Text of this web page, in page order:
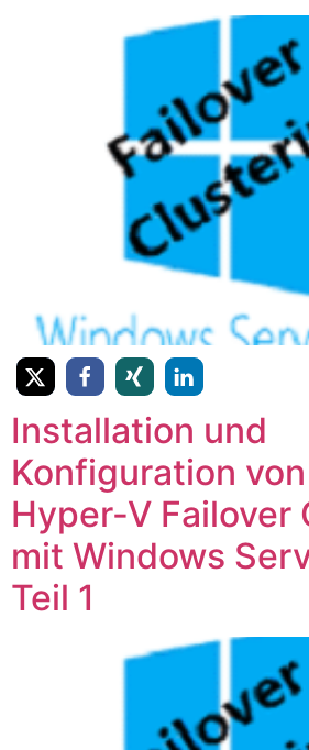
Installation und
Konfiguration
Hyper-V Failover
mit Windows
Teil 1